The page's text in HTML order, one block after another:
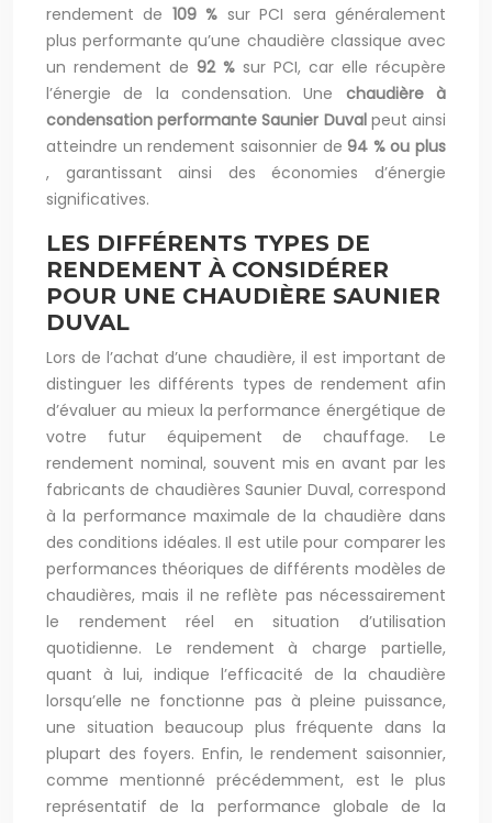
rendement de 109 % sur PCI sera généralement
plus performante qu’une chaudière classique avec
un rendement de 92 % sur PCI, car elle récupère
l’énergie de la condensation. Une chaudière à
condensation performante Saunier Duval peut ainsi
atteindre un rendement saisonnier de94 % ou plus
, garantissant ainsi des économies d’énergie
significatives.
LES DIFFÉRENTS TYPES DE
RENDEMENT À CONSIDÉRER
POUR UNE CHAUDIÈRE SAUNIER
DUVAL
Lors de l’achat d’une chaudière, il est important de
distinguer les différents types de rendement afin
d’évaluer au mieux la performance énergétique de
votre futur équipement de chauffage. Le
rendement nominal, souvent mis en avant par les
fabricants de chaudières Saunier Duval, correspond
à la performance maximale de la chaudière dans
des conditions idéales. Il est utile pour comparer les
performances théoriques de différents modèles de
chaudières, mais il ne reflète pas nécessairement
le rendement réel en situation d’utilisation
quotidienne. Le rendement à charge partielle,
quant à lui, indique l’efficacité de la chaudière
lorsqu’elle ne fonctionne pas à pleine puissance,
une situation beaucoup plus fréquente dans la
plupart des foyers. Enfin, le rendement saisonnier,
comme mentionné précédemment, est le plus
représentatif de la performance globale de la